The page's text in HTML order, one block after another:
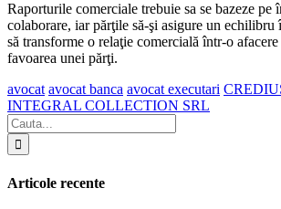
Raporturile comerciale trebuie sa se bazeze pe
colaborare, iar părţile să-şi asigure un echilibru
să transforme o relaţie comercială într-o
favoarea unei părţi.
avocat avocat banca avocat executari
INTEGRAL COLLECTION SRL
Articole recente